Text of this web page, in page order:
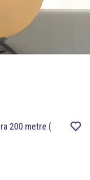
200 metre (